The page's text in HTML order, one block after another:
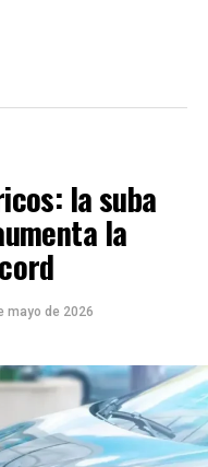
la suba
la
mayo de 2026